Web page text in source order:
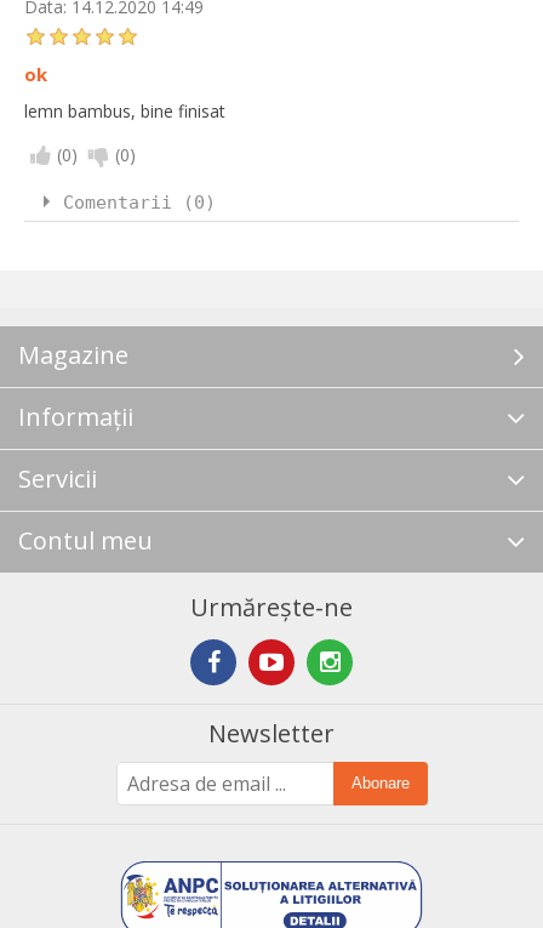
Data: 14.12.2020 14:49
ok
lemn bambus, bine finisat
(0) (0)
Comentarii (0)
Magazine
Informații
Servicii
Contul meu
Urmărește-ne
Newsletter
Abonare